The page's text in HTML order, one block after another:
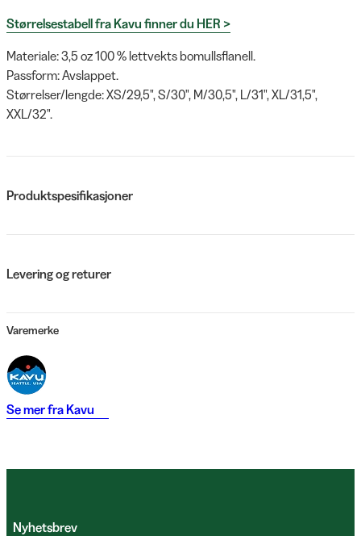
Størrelsestabell fra Kavu finner du HER >
Materiale: 3,5 oz 100 % lettvekts bomullsflanell.
Passform: Avslappet.
Størrelser/lengde: XS/29,5", S/30", M/30,5", L/31", XL/31,5",
XXL/32".
Produktspesifikasjoner
Levering og returer
Varemerke
Se mer fra Kavu
Nyhetsbrev